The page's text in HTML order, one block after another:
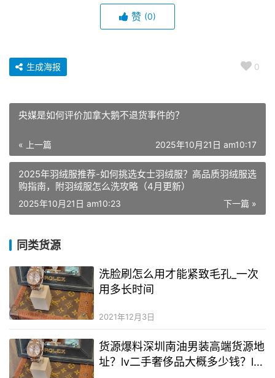
赞 (0)
0
生成海报
央媒是如何评价加拿大鹅不退货事件的？
« 上一篇 2025年10月21日 am10:17
2025年羽绒服推荐-如何挑选女士羽绒服？高品质羽绒服选
购指南，附羽绒服怎么洗攻略（4月更新）
下一篇 »
2025年10月21日 am10:23
同类货源
洗脸刷怎么用才能紧致毛孔_一次
用多长时间
2021年12月3日
货源爆料深圳南油男装高端货源地
址？lv二手奢侈品大概多少钱？lv